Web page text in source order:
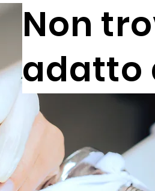
Non
adatto